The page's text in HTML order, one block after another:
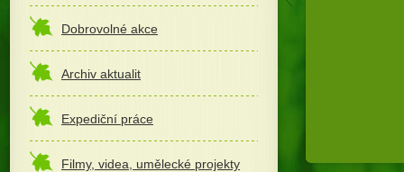
Dobrovolné akce
Archiv aktualit
Expediční práce
Filmy, videa, umělecké projekty